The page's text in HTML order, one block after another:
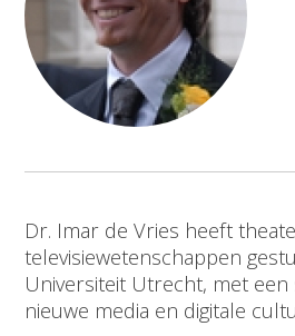
Dr. Imar de Vries heeft
televisiewetenschappen
Universiteit Utrecht, met een
nieuwe media en digitale